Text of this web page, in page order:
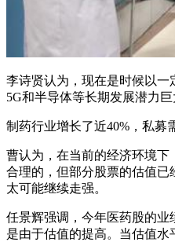
李诗贤认为，现在是时候以一
5G和半导体等长期发展潜力巨
制药行业增长了近40%，私募
曹认为，在当前的经济环境
合理的，但部分股票的估值
太可能继续走强。
任景辉强调，今年医药股的
是由于估值的提高。当估值